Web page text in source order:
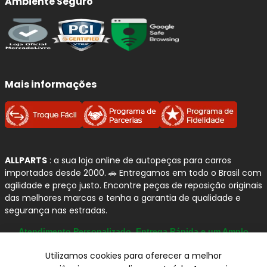
Qualidade e Procedência:
Amortecedores e Kits de
SuspensãoKYB (Kayaba)
deamortecedores e componentes de suspensão
com origem no Japão e forte atuação como fornecedora
OEM (equipamento original)para diversas montadoras.
Seus produtos são desenvolvidos comtecnologia
garantindosegurança, estabilidade e confortotanto
na reposição quanto em aplicações originais.
Reconhecida pela confiabilidade e durabilidade, a KYB
oferece soluções que mantêm as características originais
impactos, mesmo em condições severas de uso.
Mais informações
ALLPARTS : a sua loja online de autopeças para carros
importados desde 2000. 🚗 Entregamos em todo o Brasil com
agilidade e preço justo. Encontre peças de reposição originais
das melhores marcas e tenha a garantia de qualidade e
segurança nas estradas.
Atendimento Personalizado, Entrega Rápida e um Amplo
Utilizamos cookies para oferecer a melhor